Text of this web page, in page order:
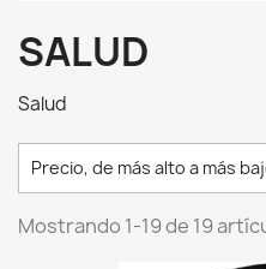
SALUD
Salud
Precio, de más alto a más
Mostrando 1-19 de 19